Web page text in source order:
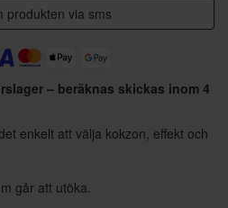
via sms
– beräknas skickas inom 4
enkelt att välja kokzon, effekt och
går att utöka.